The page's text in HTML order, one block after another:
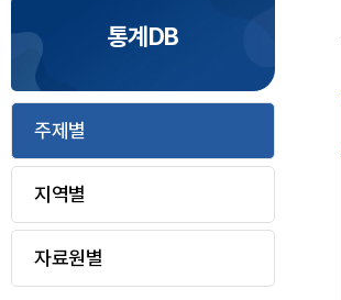
건
강
통
계
홈
으
로
통계DB
주제별
지역별
자료원별